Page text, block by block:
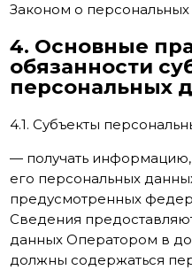
Законом о
4. Основные
обязанности
персональных
4.1. Субъекты
— получать
его персональных
предусмотренных
Сведения
данных Оператором в
должны содержаться